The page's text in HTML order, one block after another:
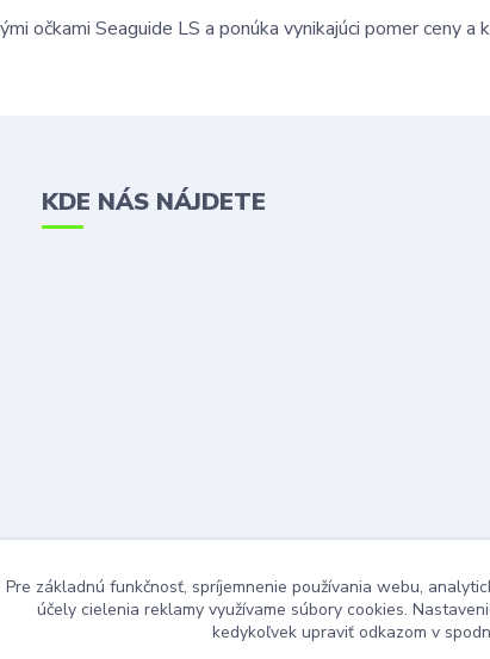
očkami Seaguide LS a ponúka vynikajúci pomer ceny a
KDE NÁS NÁJDETE
Pre základnú funkčnosť, spríjemnenie používania webu,
účely cielenia reklamy využívame súbory cookies.
kedykoľvek upraviť odkazom v